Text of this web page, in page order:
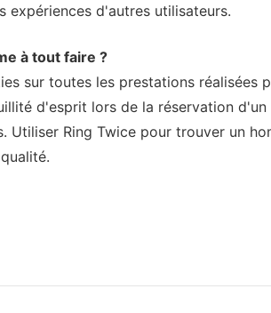
expériences d'autres utilisateurs.
à tout faire ?
sur toutes les prestations réalisées
d'esprit lors de la réservation
Ring Twice pour trouver un